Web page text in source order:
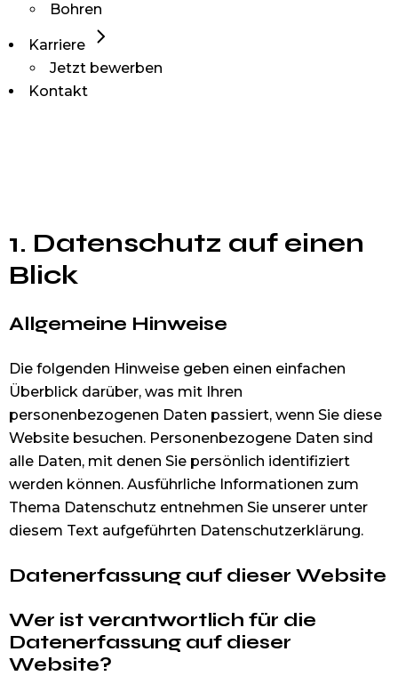
Bohren
Karriere
Jetzt bewerben
Kontakt
1. Datenschutz auf einen
Blick
Allgemeine Hinweise
Die folgenden Hinweise geben einen einfachen
Überblick darüber, was mit Ihren
personenbezogenen Daten passiert, wenn Sie diese
Website besuchen. Personenbezogene Daten sind
alle Daten, mit denen Sie persönlich identifiziert
werden können. Ausführliche Informationen zum
Thema Datenschutz entnehmen Sie unserer unter
diesem Text aufgeführten Datenschutzerklärung.
Datenerfassung auf dieser Website
Wer ist verantwortlich für die
Datenerfassung auf dieser
Website?